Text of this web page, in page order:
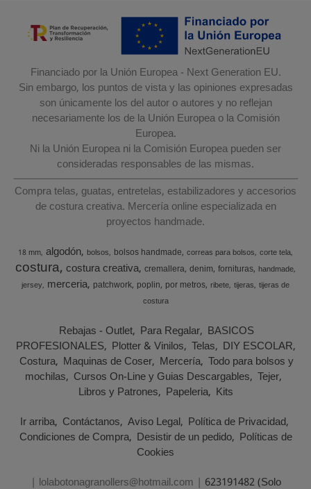
Financiado por la Unión Europea - Next Generation EU.
Sin embargo, los puntos de vista y las opiniones expresadas
son únicamente los del autor o autores y no reflejan
necesariamente los de la Unión Europea o la Comisión
Europea.
Ni la Unión Europea ni la Comisión Europea pueden ser
consideradas responsables de las mismas.
Compra telas, guatas, entretelas, estabilizadores y accesorios
de costura creativa. Mercería online especializada en
proyectos handmade.
18 mm algodón bolsos bolsos handmade correas para bolsos corte tela
costura costura creativa cremallera denim fornituras handmade
jersey merceria patchwork poplin por metros ribete tijeras tijeras de
costura
Rebajas - Outlet Para Regalar BASICOS
PROFESIONALES Plotter & Vinilos Telas DIY ESCOLAR
Costura Maquinas de Coser Mercería Todo para bolsos y
mochilas Cursos On-Line y Guias Descargables Tejer
Libros y Patrones Papeleria Kits
Ir arriba Contáctanos Aviso Legal Política de Privacidad
Condiciones de Compra Desistir de un pedido Políticas de
Cookies
| lolabotonagranollers@hotmail.com | 623191482 (Solo